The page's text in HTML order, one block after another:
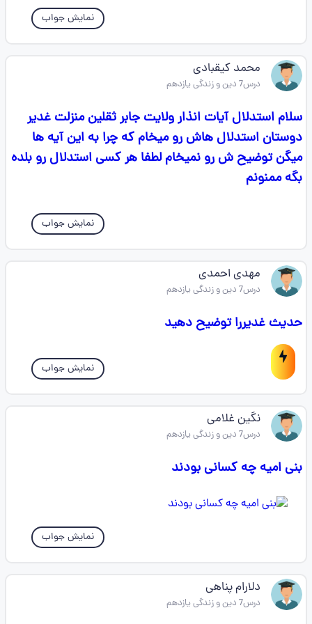
نمایش جواب
محمد کیقبادی
درس7 دین و زندگی یازدهم
سلام استدلال آیات انذار ولایت جابر ثقلین منزلت غدیر
دوستان استدلال هاش رو میخام که چرا به این آیه ها
میگن توضیح ش رو نمیخام لطفا هر کسی استدلال رو بلده
بگه ممنونم
نمایش جواب
مهدی احمدی
درس7 دین و زندگی یازدهم
حدیث غدیررا توضیح دهید
نمایش جواب
نگین غلامی
درس7 دین و زندگی یازدهم
بنی امیه چه کسانی بودند
نمایش جواب
دلارام پناهی
درس7 دین و زندگی یازدهم